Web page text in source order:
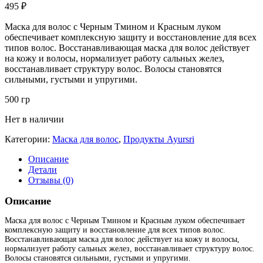
495 ₽
Маска для волос с Черным Тмином и Красным луком
обеспечивает комплексную защиту и восстановление для всех
типов волос. Восстанавливающая маска для волос действует
на кожу и волосы, нормализует работу сальных желез,
восстанавливает структуру волос. Волосы становятся
сильными, густыми и упругими.
500 гр
Нет в наличии
Категории: Маска для волос, Продукты Ayursri
Описание
Детали
Отзывы (0)
Описание
Маска для волос с Черным Тмином и Красным луком обеспечивает
комплексную защиту и восстановление для всех типов волос.
Восстанавливающая маска для волос действует на кожу и волосы,
нормализует работу сальных желез, восстанавливает структуру волос.
Волосы становятся сильными, густыми и упругими.